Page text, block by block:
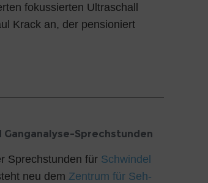
fokussierten Ultraschall
Krack an, der pensioniert
Sprechstunden
Sprechstunden für Schwindel
neu dem Zentrum für Seh-